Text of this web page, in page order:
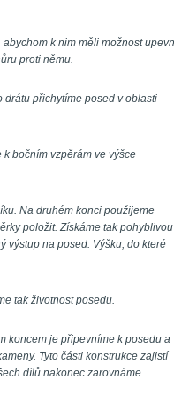
k nim měli možnost
proti němu.
drátu přichytíme posed v oblasti
k bočním vzpěrám ve výšce
Na druhém konci použijeme
položit. Získáme tak pohyblivou
výstup na posed. Výšku, do které
tak životnost posedu.
koncem je připevníme k posedu a
Tyto části konstrukce zajistí
dílů nakonec zarovnáme.